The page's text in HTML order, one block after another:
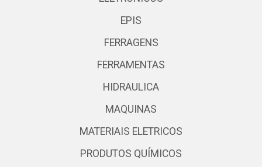
EPIS
FERRAGENS
FERRAMENTAS
HIDRAULICA
MAQUINAS
MATERIAIS ELETRICOS
PRODUTOS QUÍMICOS